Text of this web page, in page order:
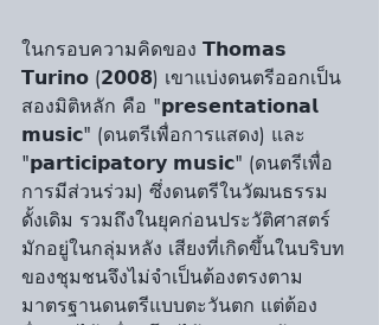
ในกรอบความคิดของ 𝗧𝗵𝗼𝗺𝗮𝘀
𝗧𝘂𝗿𝗶𝗻𝗼 (𝟮𝟬𝟬𝟴) เขาแบ่งดนตรีออกเป็น
สองมิติหลัก คือ "𝗽𝗿𝗲𝘀𝗲𝗻𝘁𝗮𝘁𝗶𝗼𝗻𝗮𝗹
𝗺𝘂𝘀𝗶𝗰" (ดนตรีเพื่อการแสดง) และ
"𝗽𝗮𝗿𝘁𝗶𝗰𝗶𝗽𝗮𝘁𝗼𝗿𝘆 𝗺𝘂𝘀𝗶𝗰" (ดนตรีเพื่อ
การมีส่วนร่วม) ซึ่งดนตรีในวัฒนธรรม
ดั้งเดิม รวมถึงในยุคก่อนประวัติศาสตร์
มักอยู่ในกลุ่มหลัง เสียงที่เกิดขึ้นในบริบท
ของชุมชนจึงไม่จำเป็นต้องตรงตาม
มาตรฐานดนตรีแบบตะวันตก แต่ต้อง